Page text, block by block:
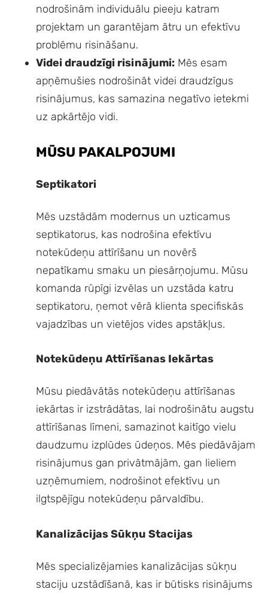
nodrošinām individuālu pieeju katram
projektam un garantējam ātru un efektīvu
problēmu risināšanu.
Videi draudzīgi risinājumi: Mēs esam
apņēmušies nodrošināt videi draudzīgus
risinājumus, kas samazina negatīvo ietekmi
uz apkārtējo vidi.
MŪSU PAKALPOJUMI
Septikatori
Mēs uzstādām modernus un uzticamus
septikatorus, kas nodrošina efektīvu
notekūdeņu attīrīšanu un novērš
nepatīkamu smaku un piesārņojumu. Mūsu
komanda rūpīgi izvēlas un uzstāda katru
septikatoru, ņemot vērā klienta specifiskās
vajadzības un vietējos vides apstākļus.
Notekūdeņu Attīrīšanas Iekārtas
Mūsu piedāvātās notekūdeņu attīrīšanas
iekārtas ir izstrādātas, lai nodrošinātu augstu
attīrīšanas līmeni, samazinot kaitīgo vielu
daudzumu izplūdes ūdeņos. Mēs piedāvājam
risinājumus gan privātmājām, gan lieliem
uzņēmumiem, nodrošinot efektīvu un
ilgtspējīgu notekūdeņu pārvaldību.
Kanalizācijas Sūkņu Stacijas
Mēs specializējamies kanalizācijas sūkņu
staciju uzstādīšanā, kas ir būtisks risinājums